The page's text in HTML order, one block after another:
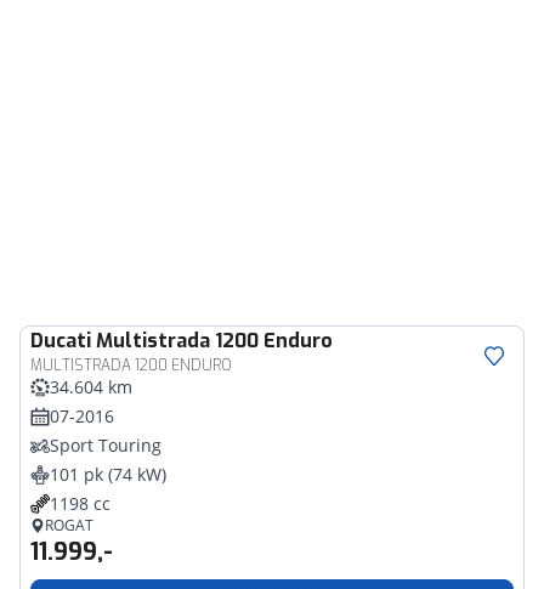
DucatiMultistrada 1200 Enduro
MULTISTRADA 1200 ENDURO
34.604 km
07-2016
Sport Touring
101 pk (74 kW)
1198 cc
ROGAT
11.999,-